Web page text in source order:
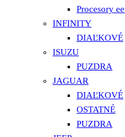
Procesory
INFINITY
DIAĽKOVÉ
ISUZU
PUZDRA
JAGUAR
DIAĽKOVÉ
OSTATNÉ
PUZDRA